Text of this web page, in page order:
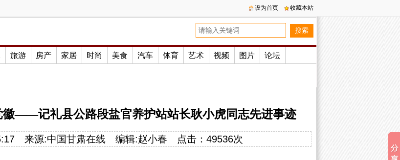
设为首页 收藏本站
旅游 房产 家居 时尚 美食 汽车 体育 艺术 视频 图片 论坛
徽——记礼县公路段盐官养护站站长耿小虎同志先进事迹
来源:中国甘肃在线 编辑:赵小春 点击： 49536次